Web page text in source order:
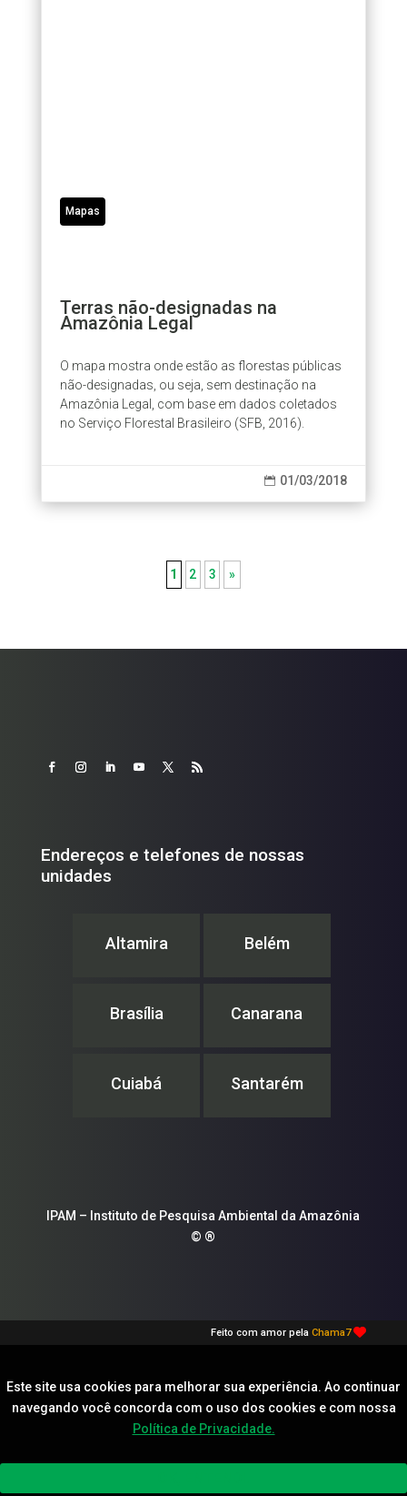
Mapas
Terras não-designadas na
Amazônia Legal
O mapa mostra onde estão as florestas públicas
não-designadas, ou seja, sem destinação na
Amazônia Legal, com base em dados coletados
no Serviço Florestal Brasileiro (SFB, 2016).
 01/03/2018
1 2 3 »
Endereços e telefones de nossas
unidades
Altamira Belém
Brasília Canarana
Cuiabá Santarém
IPAM – Instituto de Pesquisa Ambiental da Amazônia
© ®
Feito com amor pelaChama7
Este site usa cookies para melhorar sua experiência. Ao continuar
navegando você concorda com o uso dos cookies e com nossa
Política de Privacidade.